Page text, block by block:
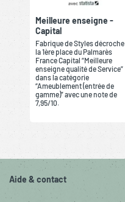
Meilleure enseigne -
Capital
Fabrique de Styles décroche
la 1ère place du Palmarès
France Capital “Meilleure
enseigne qualité de Service”
dans la catégorie
“Ameublement (entrée de
gamme)” avec une note de
7,95/10.
Aide & contact